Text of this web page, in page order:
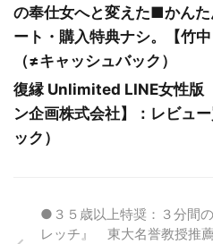
の奉仕女へと変えた■かん
ート・購入特典ナシ。【竹
（≠キャッシュバック）
復縁 Unlimited LINE女性
ン企画株式会社】：レビュ
ック）
●３５歳以上特奨：３分間
レッチ』 東大名誉教授推